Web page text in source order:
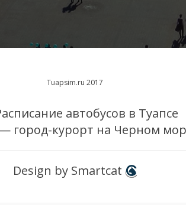
Tuapsim.ru 2017
автобусов в Туапсе
город-курорт на Черном
Design by Smartcat